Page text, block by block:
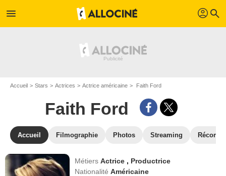
menu profil search
Accueil Stars Actrices Actrice américaine Faith Ford
Faith Ford
Accueil Filmographie Photos Streaming
MétiersActrice , Productrice
NationalitéAméricaine